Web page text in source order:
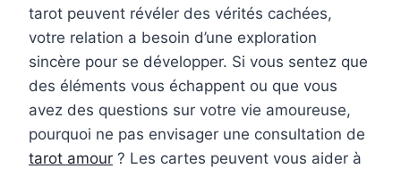
tarot peuvent révéler des vérités cachées,
votre relation a besoin d’une exploration
sincère pour se développer. Si vous sentez que
des éléments vous échappent ou que vous
avez des questions sur votre vie amoureuse,
pourquoi ne pas envisager une consultation de
tarot amour ? Les cartes peuvent vous aider à